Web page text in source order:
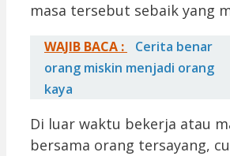
masa tersebut sebaik yang
WAJIB BACA :
Cerita benar
orang miskin menjadi orang
kaya
Di luar waktu bekerja atau
bersama orang tersayang,